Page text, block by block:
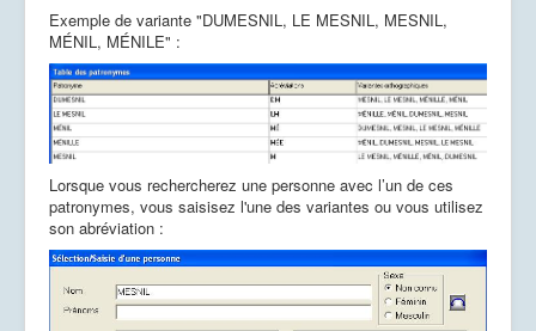
Exemple de variante "DUMESNIL, LE MESNIL, MESNIL,
MÉNIL, MÉNILE" :
Lorsque vous rechercherez une personne avec l’un de ces
patronymes, vous saisisez l'une des variantes ou vous utilisez
son abréviation :